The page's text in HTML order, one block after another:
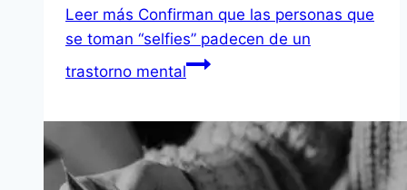
Leer más Confirman que las personas que
se toman “selfies” padecen de un
trastorno mental